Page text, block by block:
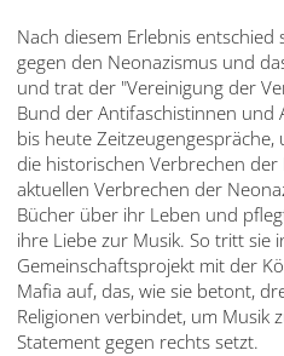
Nach diesem Erlebnis entschied
gegen den Neonazismus und
und trat der "Vereinigung der
Bund der Antifaschistinnen und
bis heute
die historischen Verbrechen
aktuellen Verbrechen der
Bücher über ihr Leben und
ihre Liebe zur Musik. So tritt sie
Gemeinschaftsprojekt mit der
Mafia auf, das, wie sie betont,
Religionen verbindet, um Musik
Statement gegen rechts setzt.